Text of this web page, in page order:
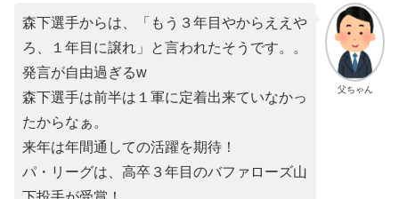
父ちゃん
森下選手からは、「もう３年目やからええや
ろ、１年目に譲れ」と言われたそうです。。
発言が自由過ぎるw
森下選手は前半は１軍に定着出来ていなかっ
たからなぁ。
来年は年間通しての活躍を期待！
パ・リーグは、高卒３年目のバファローズ山